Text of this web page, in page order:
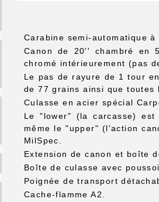
Carabine semi-automatique
Canon de 20'' chambré en
chromé intérieurement (pas
Le pas de rayure de 1 tour
de 77 grains ainsi que toutes
Culasse en acier spécial
Le "lower" (la carcasse) est
même le "upper" (l'action
MilSpec.
Extension de canon et boîte
Boîte de culasse avec
Poignée de transport
Cache-flamme A2.